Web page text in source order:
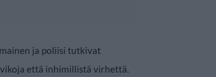
ja poliisi tutkivat
että inhimillistä virhettä.